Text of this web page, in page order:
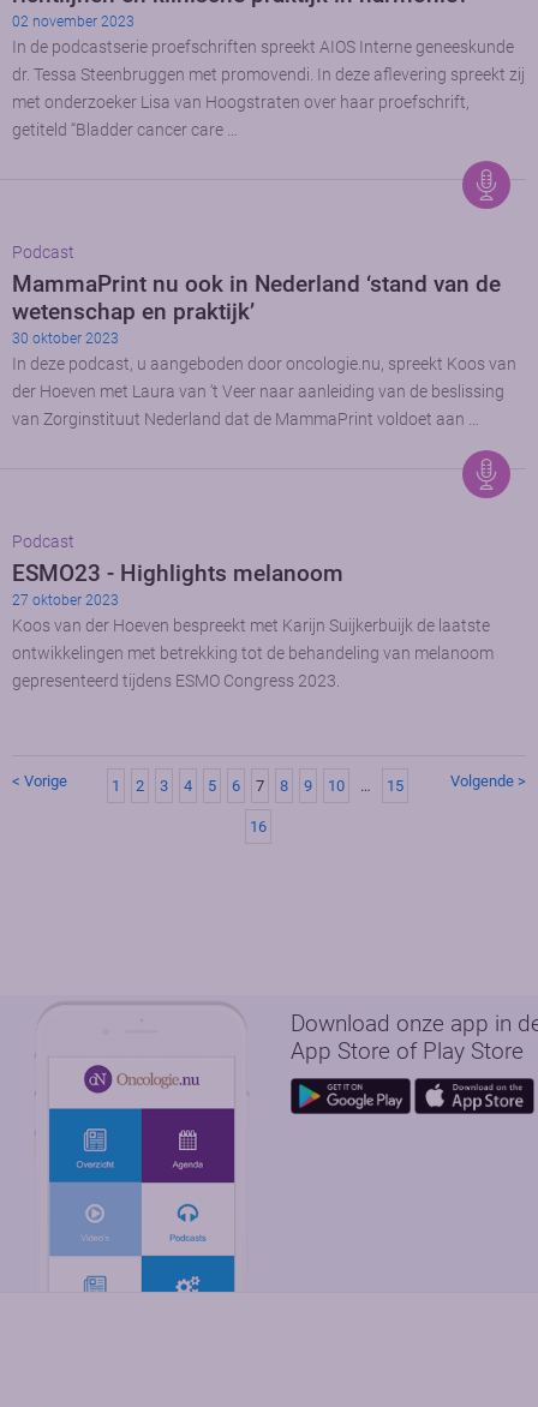
02 november 2023
In de podcastserie proefschriften spreekt AIOS Interne geneeskunde
dr. Tessa Steenbruggen met promovendi. In deze aflevering spreekt zij
met onderzoeker Lisa van Hoogstraten over haar proefschrift,
getiteld “Bladder cancer care …
Podcast
MammaPrint nu ook in Nederland ‘stand van de
wetenschap en praktijk’
30 oktober 2023
In deze podcast, u aangeboden door oncologie.nu, spreekt Koos van
der Hoeven met Laura van ‘t Veer naar aanleiding van de beslissing
van Zorginstituut Nederland dat de MammaPrint voldoet aan …
Podcast
ESMO23 - Highlights melanoom
27 oktober 2023
Koos van der Hoeven bespreekt met Karijn Suijkerbuijk de laatste
ontwikkelingen met betrekking tot de behandeling van melanoom
gepresenteerd tijdens ESMO Congress 2023.
< Vorige 1 2 3 4 5 6 7 8 9 10 … 15
16
Volgende >
Download onze app in
App Store of Play Store